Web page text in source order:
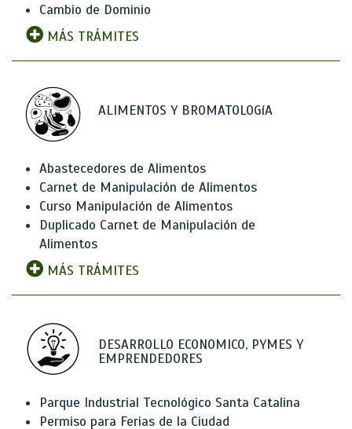
Cambio de Dominio
MÁS TRÁMITES
ALIMENTOS Y BROMATOLOGíA
Abastecedores de Alimentos
Carnet de Manipulación de Alimentos
Curso Manipulación de Alimentos
Duplicado Carnet de Manipulación de
Alimentos
MÁS TRÁMITES
DESARROLLO ECONOMICO, PYMES Y
EMPRENDEDORES
Parque Industrial Tecnológico Santa Catalina
Permiso para Ferias de la Ciudad